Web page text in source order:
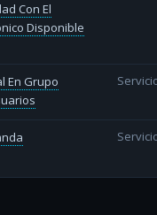
Con El
Disponible
En Grupo